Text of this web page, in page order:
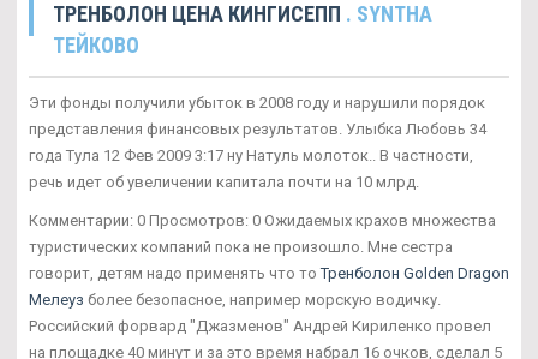
ТРЕНБОЛОН ЦЕНА КИНГИСЕПП . SYNTHA
ТЕЙКОВО
Эти фонды получили убыток в 2008 году и нарушили порядок
представления финансовых результатов. Улыбка Любовь 34
года Тула 12 Фев 2009 3:17 ну Натуль молоток.. В частности,
речь идет об увеличении капитала почти на 10 млрд.
Комментарии: 0 Просмотров: 0 Ожидаемых крахов множества
туристических компаний пока не произошло. Мне сестра
говорит, детям надо применять что тоТренболон Golden Dragon
Мелеуз более безопасное, например морскую водичку.
Российский форвард "Джазменов" Андрей Кириленко провел
на площадке 40 минут и за это время набрал 16 очков, сделал 5